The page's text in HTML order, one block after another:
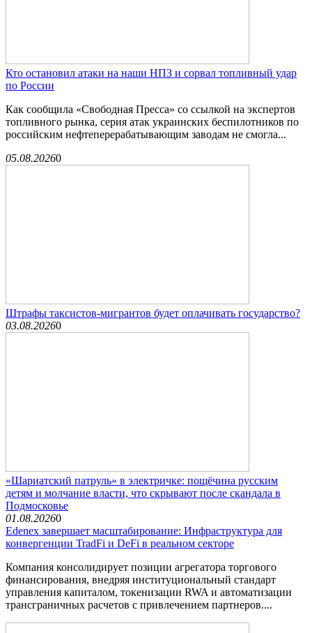
Кто остановил атаки на наши НПЗ и сорвал топливный удар
по России
Как сообщила «Свободная Пресса» со ссылкой на экспертов
топливного рынка, серия атак украинских беспилотников по
российским нефтеперерабатывающим заводам не смогла...
05.08.20260
Штрафы таксистов-мигрантов будет оплачивать государство?
03.08.20260
«Шариатский патруль» в электричке: пощёчина русским
детям и молчание власти, что скрывают после скандала в
Подмосковье
01.08.20260
Edenex завершает масштабирование: Инфраструктура для
конвергенции TradFi и DeFi в реальном секторе
Компания консолидирует позиции агрегатора торгового
финансирования, внедряя институциональный стандарт
управления капиталом, токенизации RWA и автоматизации
трансграничных расчетов с привлечением партнеров....